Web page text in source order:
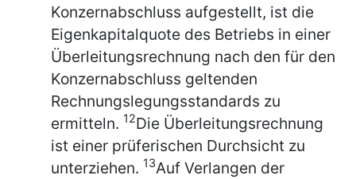
Konzernabschluss aufgestellt, ist die
Eigenkapitalquote des Betriebs in einer
Überleitungsrechnung nach den für den
Konzernabschluss geltenden
Rechnungslegungsstandards zu
ermitteln. 12Die Überleitungsrechnung
ist einer prüferischen Durchsicht zu
unterziehen. 13Auf Verlangen der